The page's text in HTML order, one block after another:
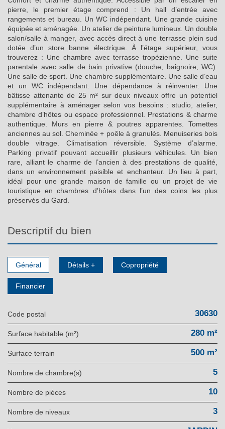
pierre, le premier étage comprend : Un hall d’entrée avec
rangements et bureau. Un WC indépendant. Une grande cuisine
équipée et aménagée. Un atelier de peinture lumineux. Un double
salon/salle à manger, avec accès direct à une terrasse plein sud
dotée d’un store banne électrique. À l’étage supérieur, vous
trouverez : Une chambre avec terrasse tropézienne. Une suite
parentale avec salle de bain privative (douche, baignoire, WC).
Une salle de sport. Une chambre supplémentaire. Une salle d’eau
et un WC indépendant. Une dépendance à réinventer. Une
bâtisse attenante de 25 m² sur deux niveaux offre un potentiel
supplémentaire à aménager selon vos besoins : studio, atelier,
chambre d’hôtes ou espace professionnel. Prestations & charme
authentique. Murs en pierre & poutres apparentes. Tomettes
anciennes au sol. Cheminée + poêle à granulés. Menuiseries bois
double vitrage. Climatisation réversible. Système d’alarme.
Parking privatif pouvant accueillir plusieurs véhicules. Un bien
rare, alliant le charme de l’ancien à des prestations de qualité,
dans un environnement paisible et enchanteur. Un lieu à part,
idéal pour une grande maison de famille ou un projet de vie
touristique en chambres d’hôtes dans l’un des coins les plus
préservés du Gard.
descriptif du bien
Général Détails + Copropriété
Financier
Code postal 30630
Surface habitable (m²) 280 m²
surface terrain 500 m²
Nombre de chambre(s) 5
Nombre de pièces 10
Nombre de niveaux 3